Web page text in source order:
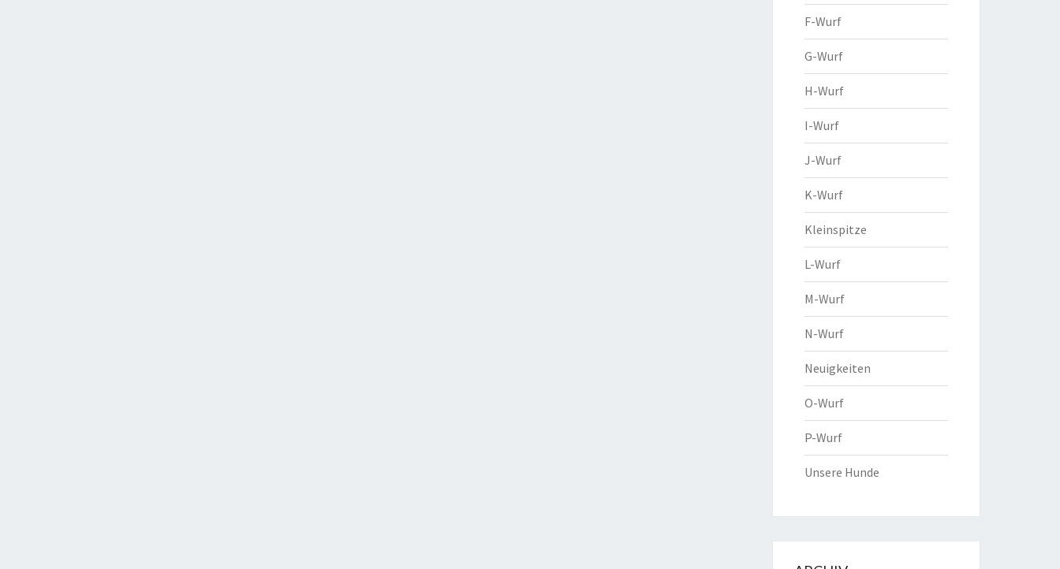
F-Wurf
G-Wurf
H-Wurf
I-Wurf
J-Wurf
K-Wurf
Kleinspitze
L-Wurf
M-Wurf
N-Wurf
Neuigkeiten
O-Wurf
P-Wurf
Unsere Hunde